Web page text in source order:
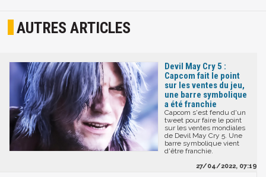
AUTRES ARTICLES
Devil May Cry 5 :
Capcom fait le point
sur les ventes du jeu,
une barre symbolique
a été franchie
Capcom s'est fendu d'un
tweet pour faire le point
sur les ventes mondiales
de Devil May Cry 5. Une
barre symbolique vient
d'être franchie.
27/04/2022, 07:19